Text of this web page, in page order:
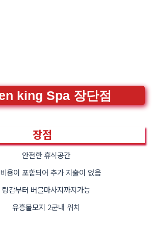
king Spa 장단점
장점
안전한 휴식공간
용이 포함되어 추가 지출이 없음
링감부터 버블마사지까지가능
유흥불모지 2군내 위치